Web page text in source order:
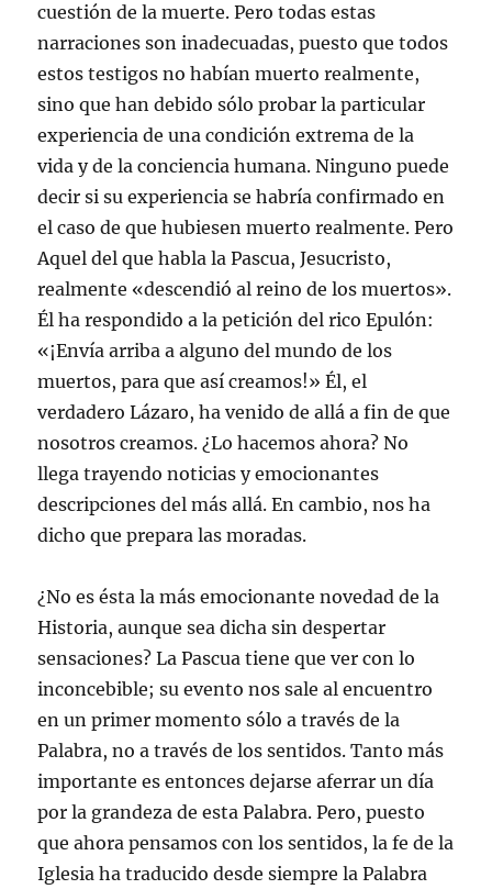
cuestión de la muerte. Pero todas estas
narraciones son inadecuadas, puesto que todos
estos testigos no habían muerto realmente,
sino que han debido sólo probar la particular
experiencia de una condición extrema de la
vida y de la conciencia humana. Ninguno puede
decir si su experiencia se habría confirmado en
el caso de que hubiesen muerto realmente. Pero
Aquel del que habla la Pascua, Jesucristo,
realmente «descendió al reino de los muertos».
Él ha respondido a la petición del rico Epulón:
«¡Envía arriba a alguno del mundo de los
muertos, para que así creamos!» Él, el
verdadero Lázaro, ha venido de allá a fin de que
nosotros creamos. ¿Lo hacemos ahora? No
llega trayendo noticias y emocionantes
descripciones del más allá. En cambio, nos ha
dicho que prepara las moradas.
¿No es ésta la más emocionante novedad de la
Historia, aunque sea dicha sin despertar
sensaciones? La Pascua tiene que ver con lo
inconcebible; su evento nos sale al encuentro
en un primer momento sólo a través de la
Palabra, no a través de los sentidos. Tanto más
importante es entonces dejarse aferrar un día
por la grandeza de esta Palabra. Pero, puesto
que ahora pensamos con los sentidos, la fe de la
Iglesia ha traducido desde siempre la Palabra